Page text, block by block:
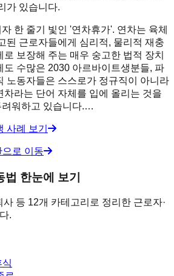
가 있습니다.
한 줄기 빛인 '연차휴가'. 연차는 육체
된 근로자들에게 심리적, 물리적 재충
로 보장해 주는 매우 숭고한 법적 장치
도 수많은 2030 아르바이트생분들, 파
노동자들은 스스로가 정규직이 아니라
차라는 단어 자체를 입에 올리는 것을
려워하고 있습니다.…
사례 보기
로 이동
한눈에 보기
사 등 12개 카테고리로 정리한 근로자·
.